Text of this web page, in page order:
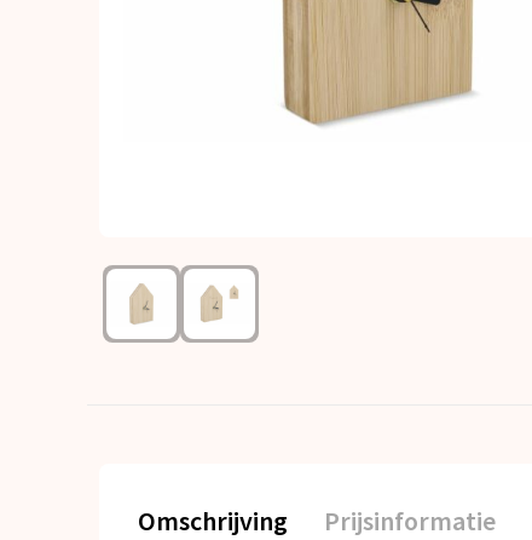
Omschrijving Prijsinformatie